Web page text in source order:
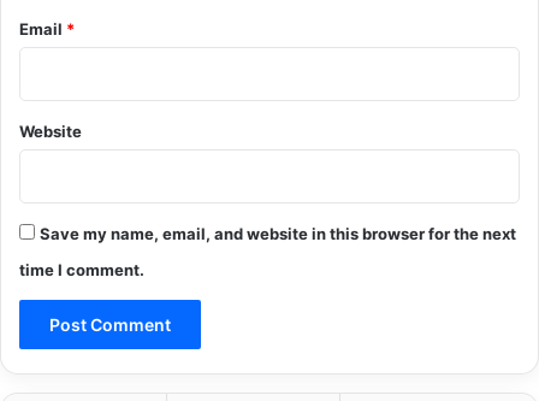
Email *
Website
Save my name, email, and website in this browser for the next
time I comment.